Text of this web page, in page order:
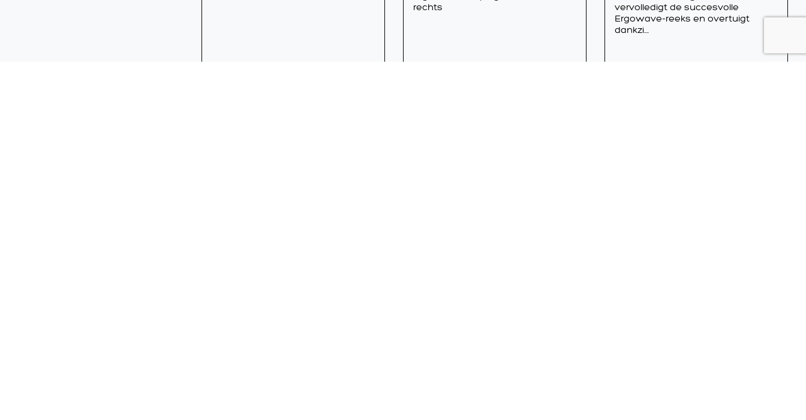
rechts
vervolledigt de succesvolle
Ergowave-reeks en overtuigt
dankzi....